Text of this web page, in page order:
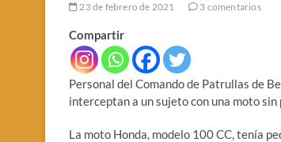
23 de febrero de 2021 3 comentarios
Compartir
Personal del Comando de Patrullas de
interceptan a un sujeto con una moto
La moto Honda, modelo 100 CC, tenía